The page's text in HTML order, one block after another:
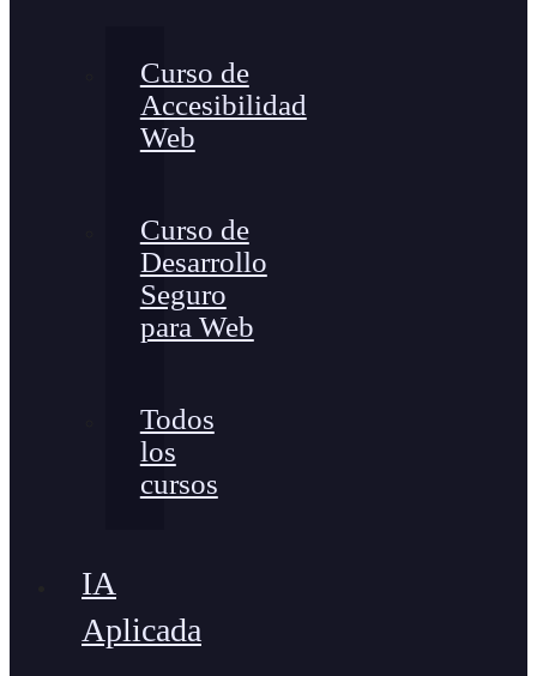
Curso de
Accesibilidad
Web
Curso de
Desarrollo
Seguro
para Web
Todos
los
cursos
IA
Aplicada